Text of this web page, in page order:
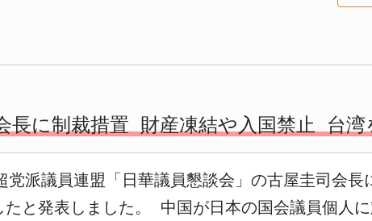
長に制裁措置 財産凍結や入国禁止 台湾
派議員連盟「日華議員懇談会」の古屋圭司会長
と発表しました。 中国が日本の国会議員個人